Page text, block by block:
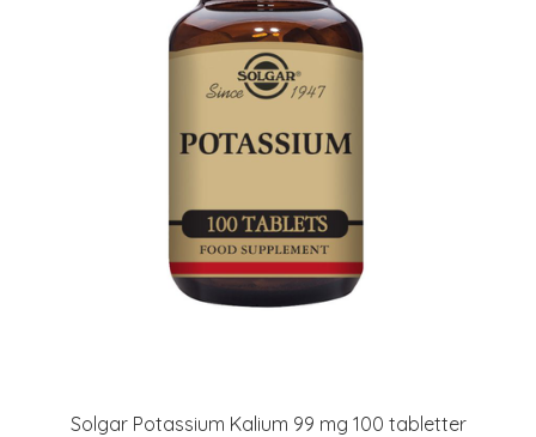
Solgar Potassium Kalium 99 mg 100 tabletter